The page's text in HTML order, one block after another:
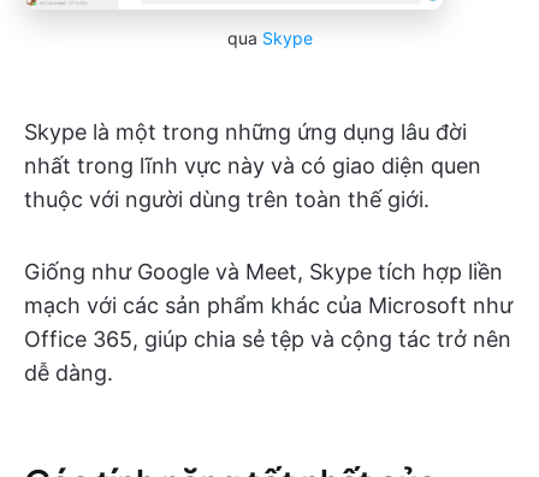
qua Skype
Skype là một trong những ứng dụng lâu đời
nhất trong lĩnh vực này và có giao diện quen
thuộc với người dùng trên toàn thế giới.
Giống như Google và Meet, Skype tích hợp liền
mạch với các sản phẩm khác của Microsoft như
Office 365, giúp chia sẻ tệp và cộng tác trở nên
dễ dàng.